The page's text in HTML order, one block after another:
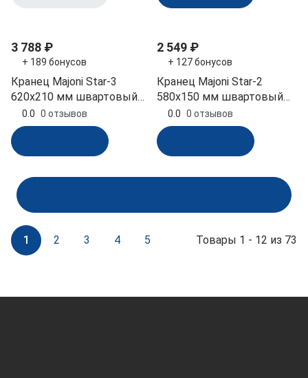
3 788 ₽
+ 189 бонусов
Кранец Majoni Star-3
620х210 мм швартовый
надувной белый
(10005509)
0.0 0 отзывов
2 549 ₽
+ 127 бонусов
Кранец Majoni Star-2
580х150 мм швартовый
надувной белый
(10005508)
0.0 0 отзывов
Товары 1 - 12 из 73
1 2 3 4 5